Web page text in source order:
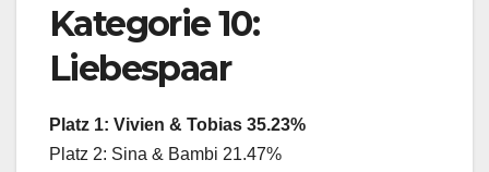
Kategorie 10:
Liebespaar
Platz 1: Vivien & Tobias 35.23%
Platz 2: Sina & Bambi 21.47%